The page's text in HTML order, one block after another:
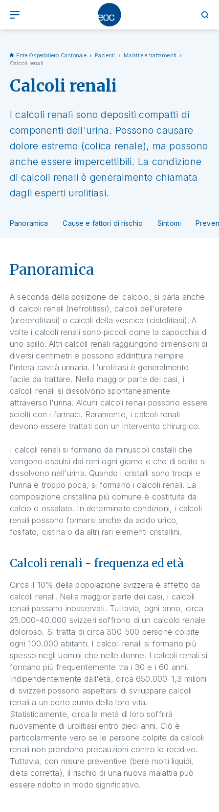
Ente Ospedaliero Cantonale Pazienti
Malattie e trattamenti
Calcoli renali
Calcoli renali
I calcoli renali sono depositi compatti di
componenti dell'urina. Possono causare
dolore estremo (colica renale), ma possono
anche essere impercettibili. La condizione
di calcoli renali è generalmente chiamata
dagli esperti urolitiasi.
Panoramica Cause e fattori di rischio Sintomi
Panoramica
A seconda della posizione del calcolo, si parla anche
di calcoli renali (nefrolitiasi), calcoli dell'uretere
(ureterolitiasi) o calcoli della vescica (cistolitiasi). A
volte i calcoli renali sono piccoli come la capocchia di
uno spillo. Altri calcoli renali raggiungono dimensioni di
diversi centimetri e possono addirittura riempire
l'intera cavità urinaria. L'urolitiasi è generalmente
facile da trattare. Nella maggior parte dei casi, i
calcoli renali si dissolvono spontaneamente
attraverso l'urina. Alcuni calcoli renali possono essere
sciolti con i farmaci. Raramente, i calcoli renali
devono essere trattati con un intervento chirurgico.
I calcoli renali si formano da minuscoli cristalli che
vengono espulsi dai reni ogni giorno e che di solito si
dissolvono nell'urina. Quando i cristalli sono troppi e
l'urina è troppo poca, si formano i calcoli renali. La
composizione cristallina più comune è costituita da
calcio e ossalato. In determinate condizioni, i calcoli
renali possono formarsi anche da acido urico,
fosfato, cistina o da altri rari elementi cristallini.
Calcoli renali - frequenza ed età
Circa il 10% della popolazione svizzera è affetto da
calcoli renali. Nella maggior parte dei casi, i calcoli
renali passano inosservati. Tuttavia, ogni anno, circa
25.000-40.000 svizzeri soffrono di un calcolo renale
doloroso. Si tratta di circa 300-500 persone colpite
ogni 100.000 abitanti. I calcoli renali si formano più
spesso negli uomini che nelle donne. I calcoli renali si
formano più frequentemente tra i 30 e i 60 anni.
Indipendentemente dall'età, circa 650.000-1,3 milioni
di svizzeri possono aspettarsi di sviluppare calcoli
renali a un certo punto della loro vita.
Statisticamente, circa la metà di loro soffrirà
nuovamente di urolitiasi entro dieci anni. Ciò è
particolarmente vero se le persone colpite da calcoli
renali non prendono precauzioni contro le recidive.
Tuttavia, con misure preventive (bere molti liquidi,
dieta corretta), il rischio di una nuova malattia può
essere ridotto in modo significativo.